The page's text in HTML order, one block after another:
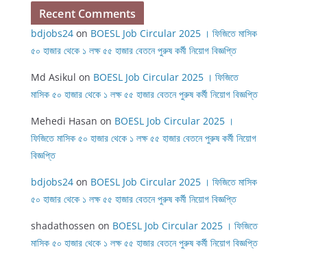
Recent Comments
bdjobs24 on BOESL Job Circular 2025 । ফিজিতে মাসিক
৫০ হাজার থেকে ১ লক্ষ ৫৫ হাজার বেতনে পুরুষ কর্মী নিয়োগ বিজ্ঞপ্তি
Md Asikul on BOESL Job Circular 2025 । ফিজিতে
মাসিক ৫০ হাজার থেকে ১ লক্ষ ৫৫ হাজার বেতনে পুরুষ কর্মী নিয়োগ বিজ্ঞপ্তি
Mehedi Hasan on BOESL Job Circular 2025 ।
ফিজিতে মাসিক ৫০ হাজার থেকে ১ লক্ষ ৫৫ হাজার বেতনে পুরুষ কর্মী নিয়োগ
বিজ্ঞপ্তি
bdjobs24 on BOESL Job Circular 2025 । ফিজিতে মাসিক
৫০ হাজার থেকে ১ লক্ষ ৫৫ হাজার বেতনে পুরুষ কর্মী নিয়োগ বিজ্ঞপ্তি
shadathossen on BOESL Job Circular 2025 । ফিজিতে
মাসিক ৫০ হাজার থেকে ১ লক্ষ ৫৫ হাজার বেতনে পুরুষ কর্মী নিয়োগ বিজ্ঞপ্তি